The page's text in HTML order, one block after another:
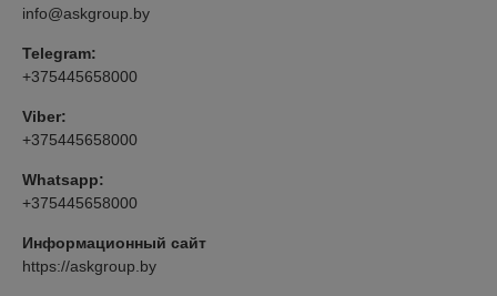
info@askgroup.by
Telegram:
+375445658000
Viber:
+375445658000
Whatsapp:
+375445658000
Информационный сайт
https://askgroup.by